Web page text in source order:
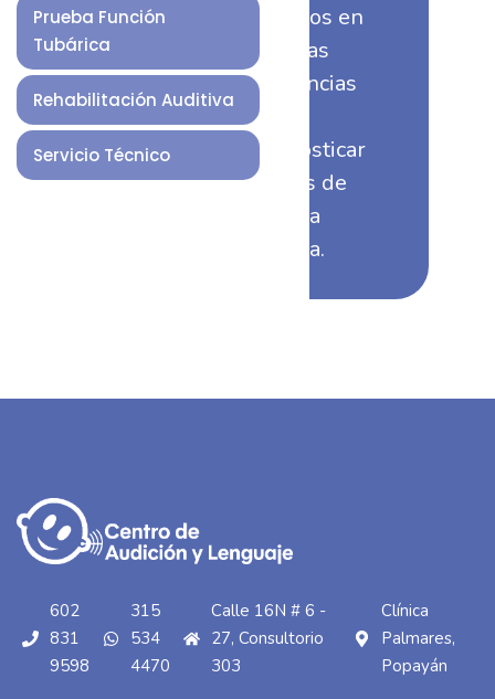
Prueba Función
Tubárica
Rehabilitación Auditiva
Servicio Técnico
auditivos en
distintas
frecuencias
para
diagnosticar
niveles de
pérdida
auditiva.
602
831
9598
315
534
4470
Calle 16N # 6 -
27, Consultorio
303
Clínica
Palmares,
Popayán